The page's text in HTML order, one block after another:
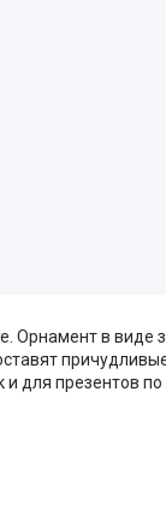
Орнамент в виде
и для презентов